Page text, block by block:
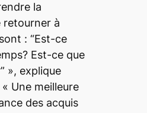
la
retourner à
: “Est-ce
Est-ce que
», explique
Une meilleure
des acquis